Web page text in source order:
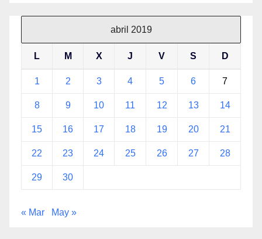
abril 2019
L M X J V S D
1 2 3 4 5 6 7
8 9 10 11 12 13 14
15 16 17 18 19 20 21
22 23 24 25 26 27 28
29 30
« Mar May »